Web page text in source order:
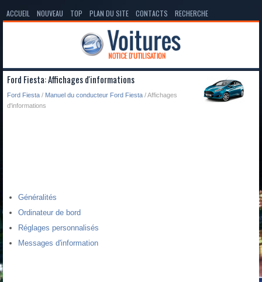
ACCUEIL NOUVEAU TOP PLAN DU SITE CONTACTS RECHERCHE
Ford Fiesta: Affichages d'informations
Ford Fiesta / Manuel du conducteur Ford Fiesta / Affichages
d'informations
Généralités
Ordinateur de bord
Réglages personnalisés
Messages d'information